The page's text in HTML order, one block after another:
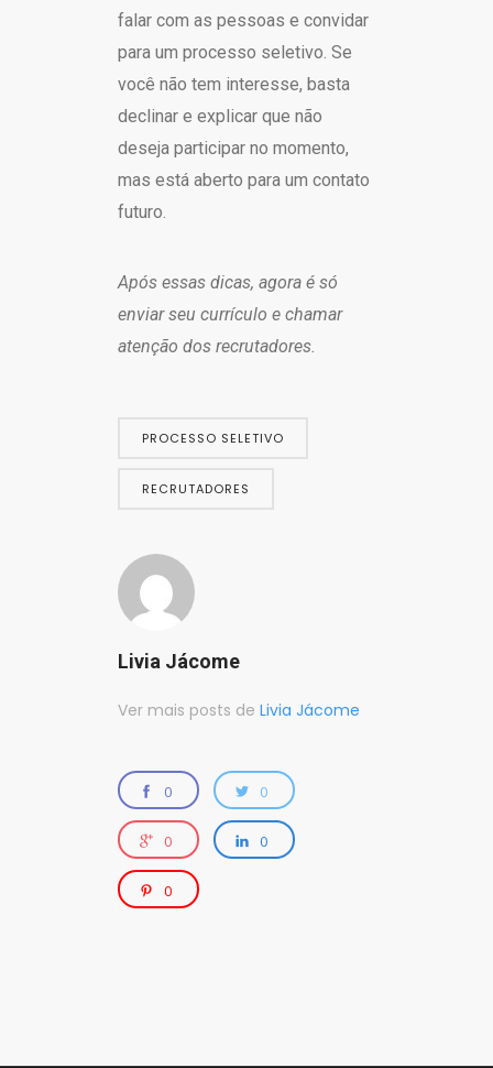
falar com as pessoas e convidar
para um processo seletivo. Se
você não tem interesse, basta
declinar e explicar que não
deseja participar no momento,
mas está aberto para um contato
futuro.
Após essas dicas, agora é só
enviar seu currículo e chamar
atenção dos recrutadores.
PROCESSO SELETIVO
RECRUTADORES
Livia Jácome
Ver mais posts de Livia Jácome
0 0
0 0
0